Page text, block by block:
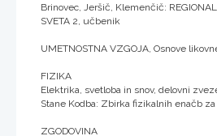
Brinovec, Jeršič, Klemenčič:
SVETA 2, učbenik
UMETNOSTNA VZGOJA, Osnove
FIZIKA
Elektrika, svetloba in snov, delovni
Stane Kodba: Zbirka fizikalnih enačb
ZGODOVINA